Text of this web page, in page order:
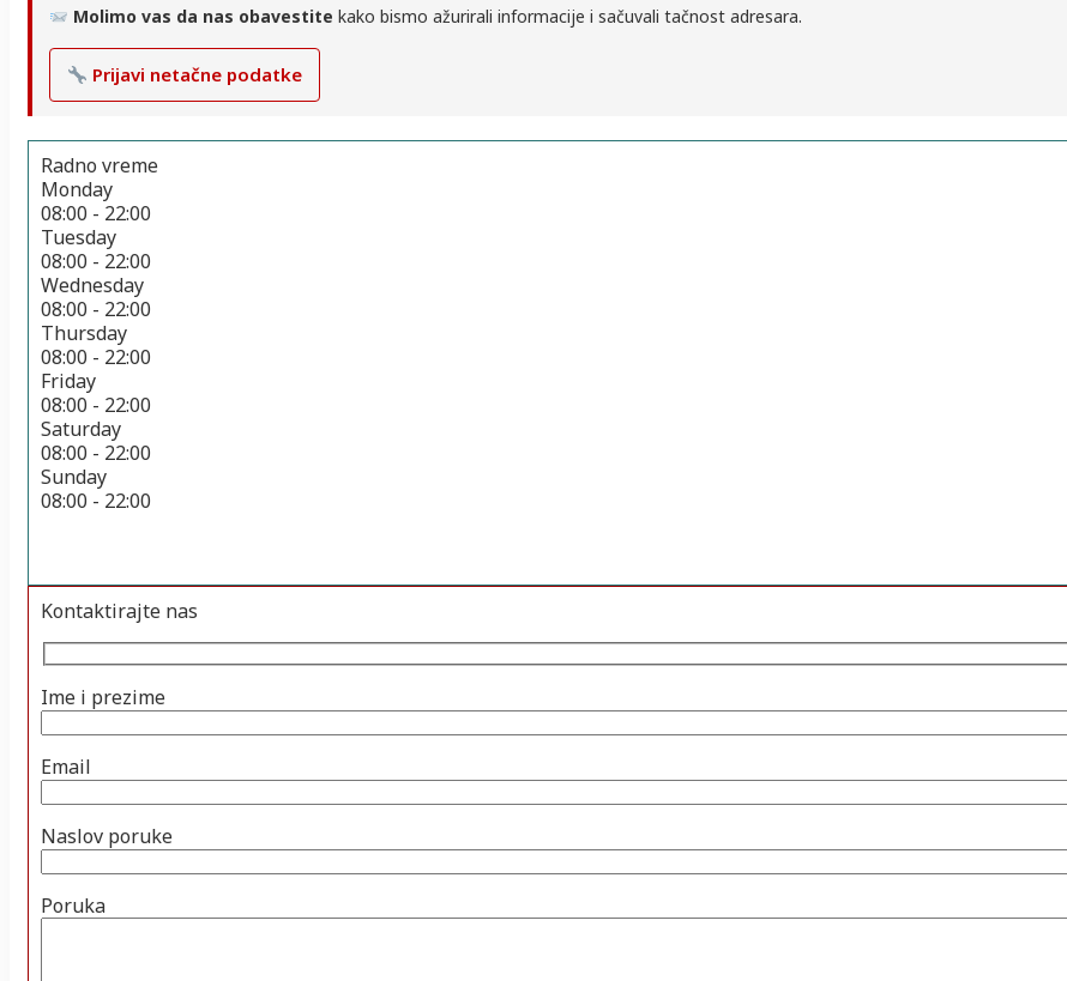
Molimo vas da nas obavestite kako bismo ažurirali informacije i sačuvali tačnost adresara.
Prijavi netačne podatke
Radno vreme
Monday
08:00 - 22:00
Tuesday
08:00 - 22:00
Wednesday
08:00 - 22:00
Thursday
08:00 - 22:00
Friday
08:00 - 22:00
Saturday
08:00 - 22:00
Sunday
08:00 - 22:00
Kontaktirajte nas
Ime i prezime
Email
Naslov poruke
Poruka